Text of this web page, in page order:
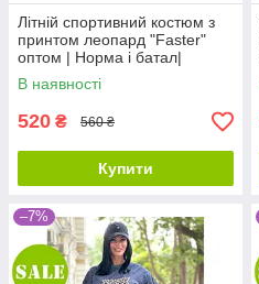
Літній спортивний костюм з
принтом леопард "Faster"
оптом | Норма і батал|
Розпродаж моделі
В наявності
520 ₴ 560 ₴
Купити
–7%